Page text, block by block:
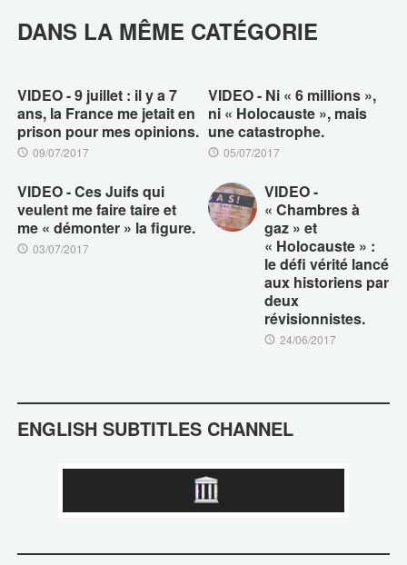
DANS LA MÊME CATÉGORIE
VIDEO - 9 juillet : il y a 7
ans, la France me jetait en
prison pour mes opinions.
09/07/2017
VIDEO - Ni « 6 millions »,
ni « Holocauste », mais
une catastrophe.
05/07/2017
VIDEO - Ces Juifs qui
veulent me faire taire et
me « démonter » la figure.
03/07/2017
VIDEO -
« Chambres à
gaz » et
« Holocauste » :
le défi vérité lancé
aux historiens par
deux
révisionnistes.
24/06/2017
ENGLISH SUBTITLES CHANNEL